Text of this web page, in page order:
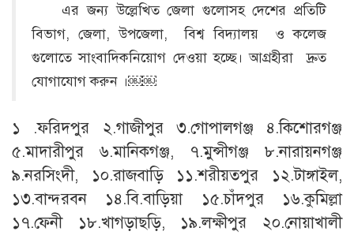
এর জন্য উল্লেখিত জেলা গুলোসহ দেশের প্রতিটি
বিভাগ, জেলা, উপজেলা, বিশ্ব বিদ্যালয় ও কলেজ
গুলোতে সাংবাদিকনিয়োগ দেওয়া হচ্ছে। আগ্রহীরা দ্রুত
যোগাযোগ করুন ।￼￼
১ .ফরিদপুর ২.গাজীপুর ৩.গোপালগঞ্জ ৪.কিশোরগঞ্জ
৫.মাদারীপুর ৬.মানিকগঞ্জ, ৭.মুন্সীগঞ্জ ৮.নারায়নগঞ্জ
৯.নরসিংদী, ১০.রাজবাড়ি ১১.শরীয়তপুর ১২.টাঙ্গাইল,
১৩.বান্দরবন ১৪.বি.বাড়িয়া ১৫.চাঁদপুর ১৬.কুমিল্লা
১৭.ফেনী ১৮.খাগড়াছড়ি, ১৯.লক্ষীপুর ২০.নোয়াখালী